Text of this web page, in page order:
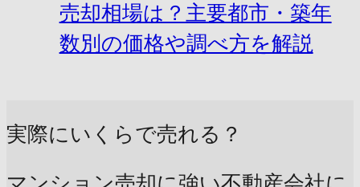
売却相場は？主要都市・築年
数別の価格や調べ方を解説
実際にいくらで売れる？